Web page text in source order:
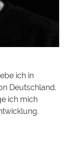
ich in
Deutschland.
ich mich